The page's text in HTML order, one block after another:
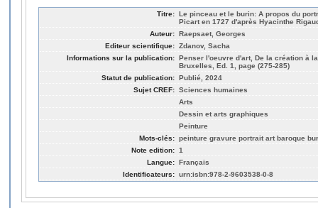
Titre: Le pinceau et le burin: A propos du
Picart en 1727 d'après Hyacinthe
Auteur: Raepsaet, Georges
Editeur scientifique: Zdanov, Sacha
Informations sur la publication: Penser l'oeuvre d'art, De la création à
Bruxelles, Ed. 1, page (275-285)
Statut de publication: Publié, 2024
Sujet CREF: Sciences humaines
Arts
Dessin et arts graphiques
Peinture
Mots-clés: peinture gravure portrait art baroque
Note edition: 1
Langue: Français
Identificateurs: urn:isbn:978-2-9603538-0-8